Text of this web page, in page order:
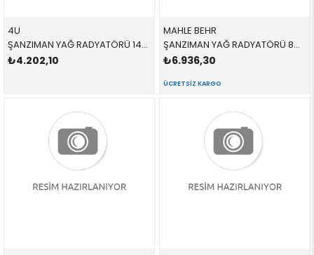
4U
ŞANZIMAN YAĞ RADYATÖRÜ 14325LR PFD000020 PFD000020 VOGUE 4.4 2002-2009
₺4.202,10
MAHLE BEHR
ŞANZIMAN YAĞ RADYATÖRÜ 8MO376756781,CLC113000P PFD000020 PFD000020 VOGUE 4.4 2002-2009
₺6.936,30
ÜCRETSIZ KARGO